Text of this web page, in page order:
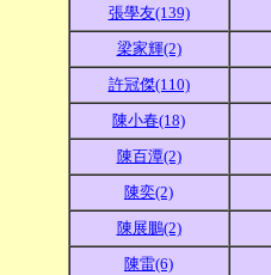
張學友(139)
梁家輝(2)
許冠傑(110)
陳小春(18)
陳百潭(2)
陳奕(2)
陳展鵬(2)
陳雷(6)